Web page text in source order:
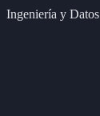
Ingeniería y Datos